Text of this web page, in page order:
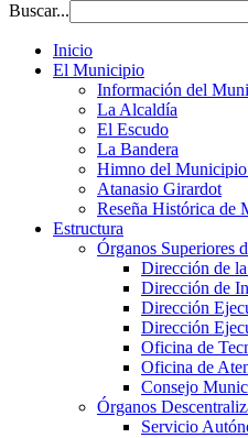
Buscar...
Inicio
El Municipio
Información del
La Alcaldía
El Escudo
La Bandera
Himno del
Atanasio Girardot
Reseña Histórica de
Estructura
Órganos Superiores
Dirección de
Dirección de
Dirección
Dirección
Oficina de
Oficina de
Consejo
Órganos
Servicio